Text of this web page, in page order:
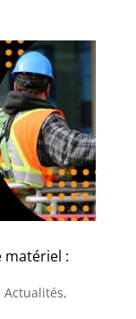
matériel :
Actualités,